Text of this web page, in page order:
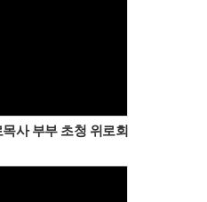
사 부부 초청 위로회